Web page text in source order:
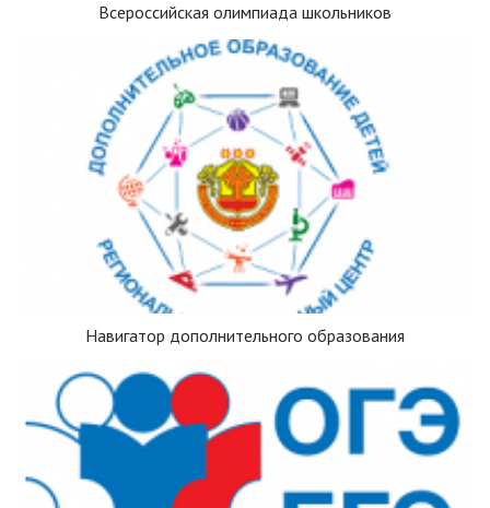
Всероссийская олимпиада школьников
Навигатор дополнительного образования